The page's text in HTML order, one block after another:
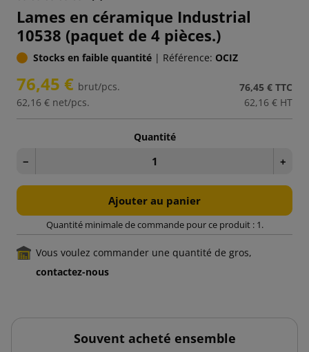
Lames en céramique Industrial
10538 (paquet de 4 pièces.)
Stocks en faible quantité | Référence: OCIZ
76,45 € brut/pcs.
62,16 € net/pcs.
76,45 € TTC
62,16 € HT
Quantité
− +
Ajouter au panier
Quantité minimale de commande pour ce produit : 1.
Vous voulez commander une quantité de gros,
contactez-nous
Souvent acheté ensemble